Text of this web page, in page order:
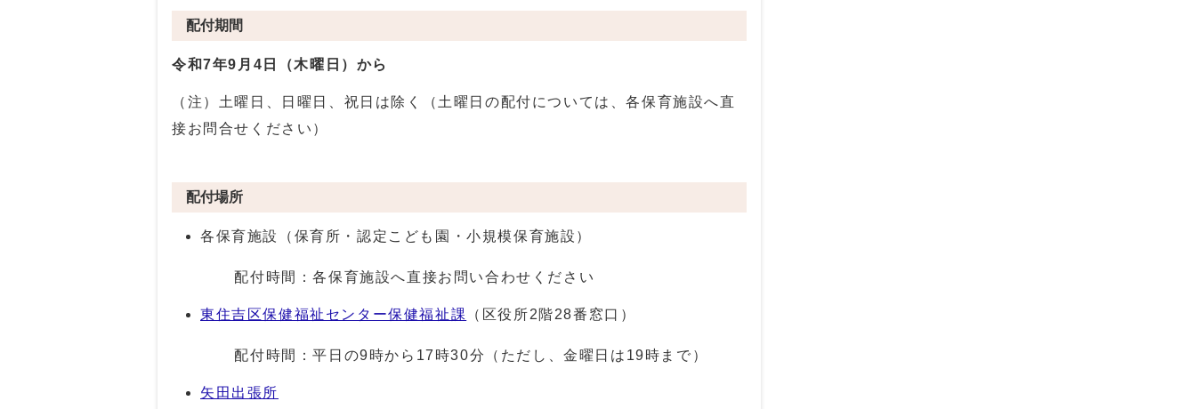
配付期間
令和7年9月4日（木曜日）から
（注）土曜日、日曜日、祝日は除く（土曜日の配付については、各保育施設へ直
接お問合せください）
配付場所
各保育施設（保育所・認定こども園・小規模保育施設）
配付時間：各保育施設へ直接お問い合わせください
東住吉区保健福祉センター保健福祉課 （区役所2階28番窓口）
配付時間：平日の9時から17時30分（ただし、金曜日は19時まで）
矢田出張所